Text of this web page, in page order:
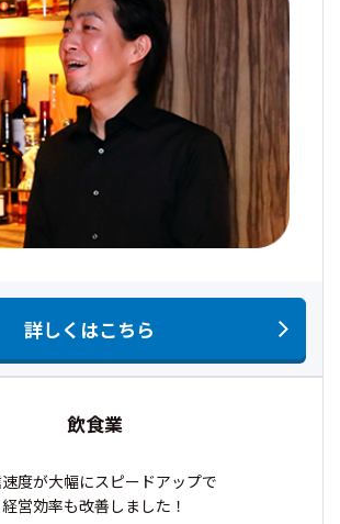
詳しくはこちら
飲食業
度が大幅にスピードアップで
経営効率も改善しました！